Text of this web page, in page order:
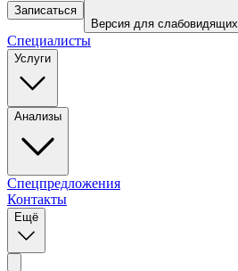
Записаться
Версия для слабовидящих
Специалисты
Услуги
Анализы
Спецпредложения
Контакты
Ещё